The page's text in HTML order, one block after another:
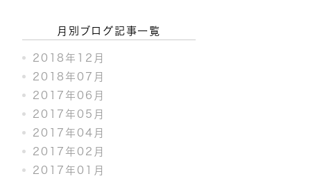
月別ブログ記事一覧
2018年12月
2018年07月
2017年06月
2017年05月
2017年04月
2017年02月
2017年01月